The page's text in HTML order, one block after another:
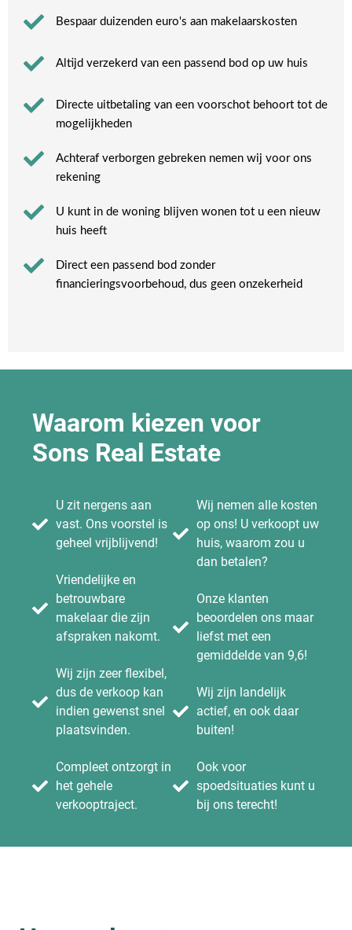
Bespaar duizenden euro's aan makelaarskosten
Altijd verzekerd van een passend bod op uw huis
Directe uitbetaling van een voorschot behoort tot de
mogelijkheden
Achteraf verborgen gebreken nemen wij voor ons
rekening​
U kunt in de woning blijven wonen tot u een nieuw
huis heeft​
Direct een passend bod zonder
financieringsvoorbehoud, dus geen onzekerheid​
Waarom kiezen voor
Sons Real Estate
U zit nergens aan
vast. Ons voorstel is
geheel vrijblijvend!
Vriendelijke en
betrouwbare
makelaar die zijn
afspraken nakomt.
Wij zijn zeer flexibel,
dus de verkoop kan
indien gewenst snel
plaatsvinden.
Compleet ontzorgt in
het gehele
verkooptraject.
Wij nemen alle kosten
op ons! U verkoopt uw
huis, waarom zou u
dan betalen?
Onze klanten
beoordelen ons maar
liefst met een
gemiddelde van 9,6!
Wij zijn landelijk
actief, en ook daar
buiten!
Ook voor
spoedsituaties kunt u
bij ons terecht!